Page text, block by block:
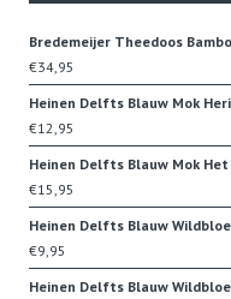
Bredemeijer Theedoos
€34,95
Heinen Delfts Blauw Mok
€12,95
Heinen Delfts Blauw Mok
€15,95
Heinen Delfts Blauw
€9,95
Heinen Delfts Blauw